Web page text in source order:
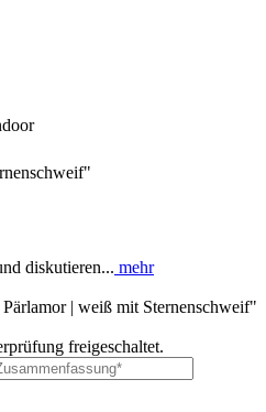
diskutieren... mehr
| weiß mit Sternenschweif"
freigeschaltet.